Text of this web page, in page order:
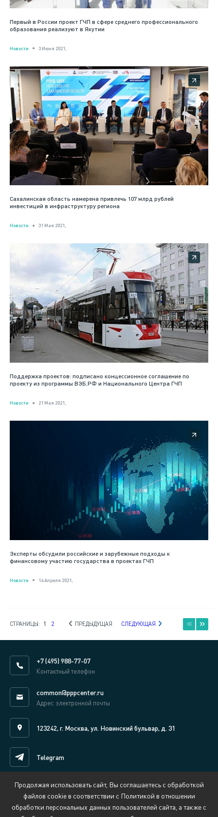
Первый в России проект ГЧП в сфере среднего профессионального
образования реализуют в Якутии
Новости 3 Июня 2021,
Сахалинская область намерена привлечь 107 млрд рублей
инвестиций в инфраструктуру региона
Новости 31 Мая 2021,
Поддержка проектов: подписано концессионное соглашение по
проекту из программы ВЭБ.РФ и Национального Центра ГЧП
Новости 21 Мая 2021,
Эксперты обсудили российские и зарубежные подходы к
финансовому участию государства в проектах ГЧП
Новости 14 Апреля 2021,
СТРАНИЦЫ: 1 2 ПРЕДЫДУЩАЯ СЛЕДУЮЩАЯ
+7 (495) 988-77-07
Контактный телефон
common@pppcenter.ru
Адрес электронной почты
123242, г. Москва, ул. Новинский бульвар, д. 31
Telegram
Написать нам онлайн
Продолжая использовать сайт, Вы соглашаетесь с обработкой
файлов cookie в соответствии с Политикой в отношении
обработки персональных данных пользователей сайта, а также с